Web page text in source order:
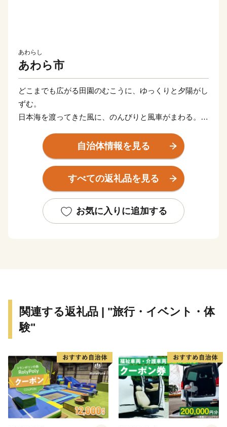
あわらし
あわら市
どこまでも広がる田園のむこうに、ゆっくりと夕陽がし
ずむ。
日本海を渡ってきた風に、のんびりと風車がまわる。
食卓にはいつも、海の幸、山の幸、里のめぐみ。
こんやのお風呂は、どの温泉にしようかな。
あぁ、これって「贅沢」な暮らしかもしれない。
おはよう。いい天気やの。気ぃつけて、行ってきねの。
みんなが声をかけあって、みんながみんなを思いあって
ここはあわら市、幸福な福井県にあるちょっと贅沢なま
ちです。
〈プライバシーポリシー（個人情報保護方針）につい
て〉
お客様からいただいた個人情報は、あわら市が責任をも
って管理し、関係法令で定められた場合を除き、第三者
に譲渡したり、提供したりすることはございません。な
自治体情報を見る
すべての返礼品を見る
お気に入りに追加する
関連する返礼品 | "旅行・イベント・体
験"